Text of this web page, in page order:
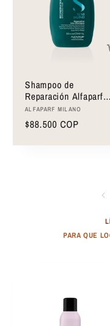
Shampoo de
Reparación Alfaparf
Milano Semi Di Lino
Reparative Low
Shampoo 250ml
Proveedor:
ALFAPARF MILANO
Precio
$88.500 COP
PARA QUE